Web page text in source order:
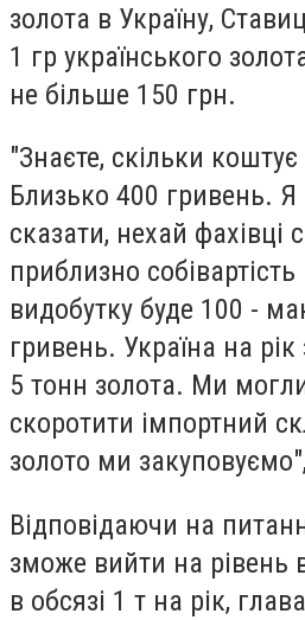
золота в Україну,
1 гр українського
не більше 150 грн.
"Знаєте, скільки
Близько 400 гривень.
сказати, нехай фахівці
приблизно
видобутку буде 100 -
гривень. Україна на
5 тонн золота. Ми
скоротити імпортний
золото ми
Відповідаючи на
зможе вийти на рівень
в обсязі 1 т на рік,